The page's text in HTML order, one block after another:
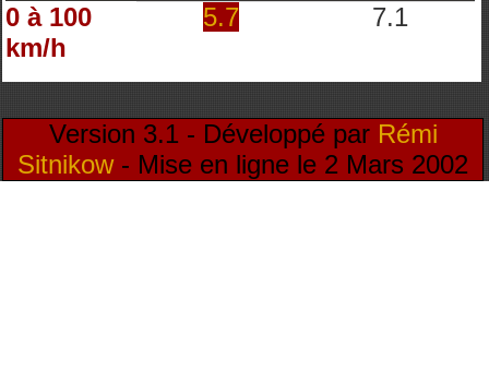
0 à 100
km/h
5.7 7.1
Version 3.1 - Développé par Rémi
Sitnikow- Mise en ligne le 2 Mars 2002